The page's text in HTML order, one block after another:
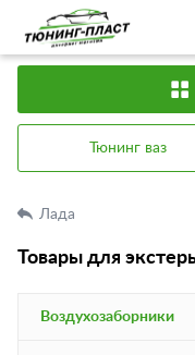
Тюнинг ваз
Лада
Товары для
Воздухозаборники